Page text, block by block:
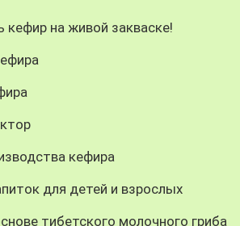
кефир на живой закваске!
кефира
для детей и взрослых
тибетского молочного гриба